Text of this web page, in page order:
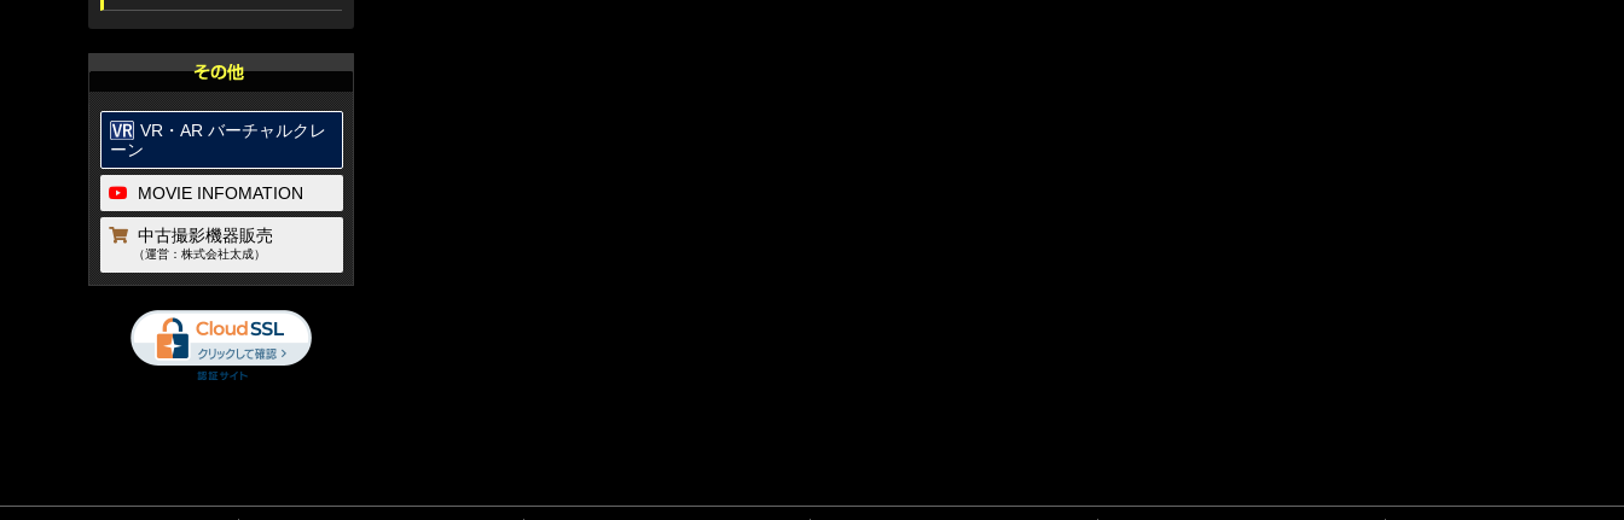
VR・AR バーチャルクレ
ーン
MOVIE INFOMATION
中古撮影機器販売
（運営：株式会社太成）